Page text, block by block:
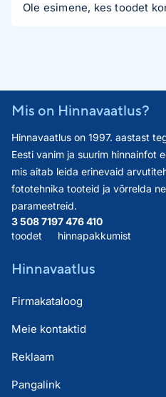
Ole esimene, kes toodet
Mis on Hinnavaatlus?
Hinnavaatlus on 1997. aastast
Eesti vanim ja suurim hinnainfot
mis aitab leida erinevaid
fototehnika tooteid ja võrrelda
parameetreid.
3 508 719
toodet
7 476 410
hinnapakkumist
Hinnavaatlus
Firmakataloog
Meie kontaktid
Reklaam
Pangalink